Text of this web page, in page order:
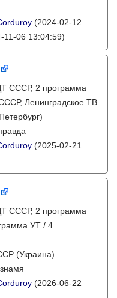
(2024-02-12
11-06 13:04:59)
СССР, 2 программа
Ленинградское ТВ
(2025-02-21
СССР, 2 программа
УТ / 4
(Украина)
(2026-06-22